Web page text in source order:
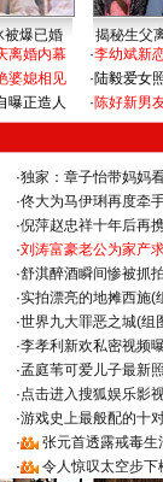
被爆已婚
揭秘生父
离婚内幕
婆媳相见
曝正造人
·李幼斌新
·陆毅爱女
·陈好新男
·独家：章子怡带妈妈
·佟大为马伊琍再度牵
·倪萍赵忠祥十年后再
·刘涛富豪老公为家产
·舒淇醉酒瞬间惨被抓
·实拍漂亮的地摊西施(
·世界九大罪恶之城(组
·李孝利新欢私密视频
·孟庭苇可爱儿子最新
·点击进入搜狐娱乐影
·游戏史上最般配的十
·
张元首透露戒毒生
· 令人惊叹太空步下